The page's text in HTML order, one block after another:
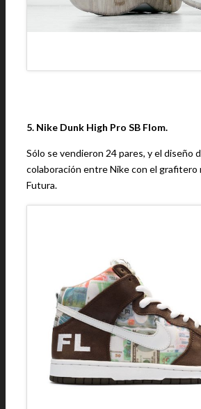
5. Nike Dunk High Pro SB Flom.
Sólo se vendieron 24 pares, y el diseño
colaboración entre Nike con el grafitero
Futura.